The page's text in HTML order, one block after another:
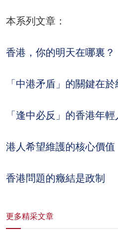
本系列文章：
香港，你的明天在哪裏？
「中港矛盾」的關鍵在
「逢中必反」的香港年
港人希望維護的核心價值
香港問題的癥結是政制
更多精采文章